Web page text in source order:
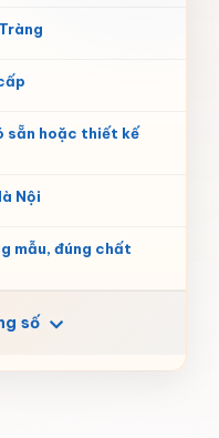
sẵn hoặc thiết kế
Nội
mẫu, đúng chất
số